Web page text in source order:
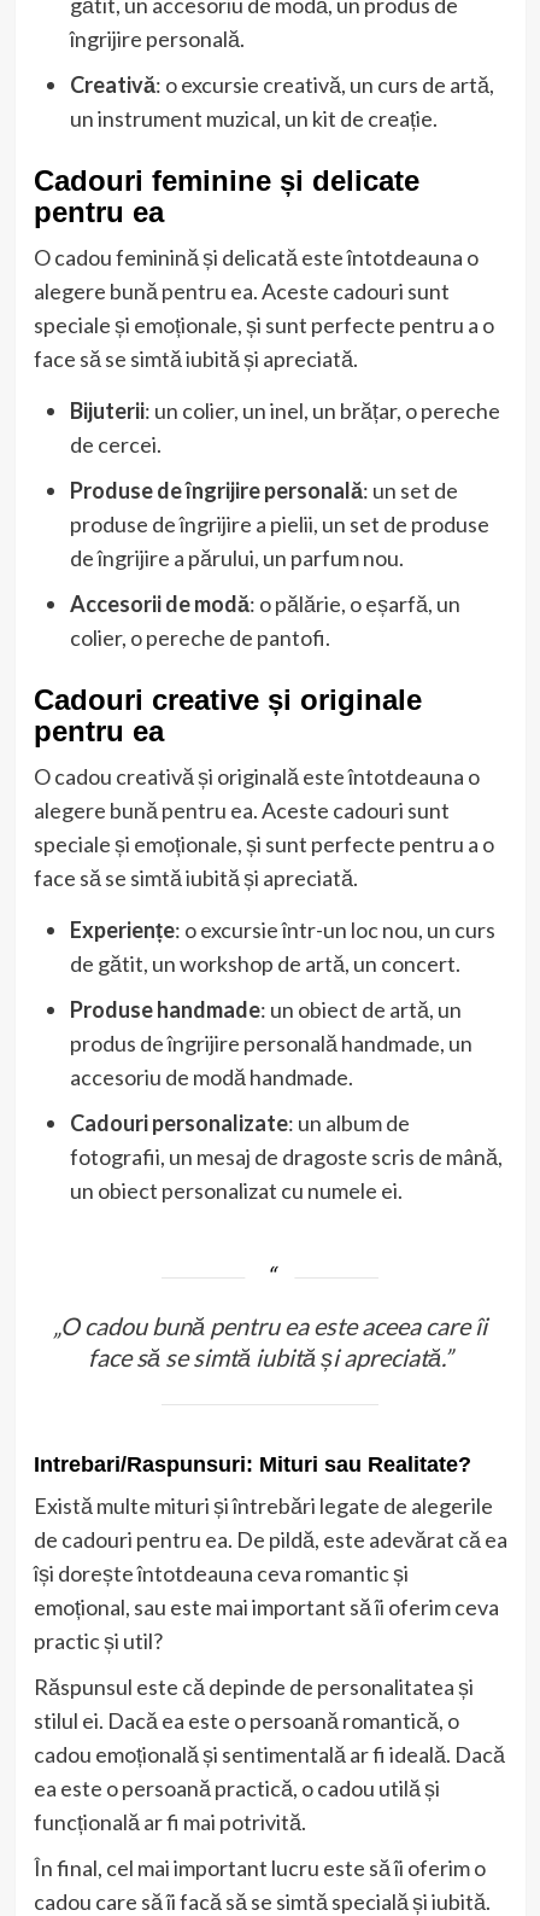
îngrijire personală.
Creativă: o excursie creativă, un curs de artă,
un instrument muzical, un kit de creație.
Cadouri feminine și delicate
pentru ea
O cadou feminină și delicată este întotdeauna o
alegere bună pentru ea. Aceste cadouri sunt
speciale și emoționale, și sunt perfecte pentru a o
face să se simtă iubită și apreciată.
Bijuterii: un colier, un inel, un brățar, o pereche
de cercei.
Produse de îngrijire personală: un set de
produse de îngrijire a pielii, un set de produse
de îngrijire a părului, un parfum nou.
Accesorii de modă: o pălărie, o eșarfă, un
colier, o pereche de pantofi.
Cadouri creative și originale
pentru ea
O cadou creativă și originală este întotdeauna o
alegere bună pentru ea. Aceste cadouri sunt
speciale și emoționale, și sunt perfecte pentru a o
face să se simtă iubită și apreciată.
Experiențe: o excursie într-un loc nou, un curs
de gătit, un workshop de artă, un concert.
Produse handmade: un obiect de artă, un
produs de îngrijire personală handmade, un
accesoriu de modă handmade.
Cadouri personalizate: un album de
fotografii, un mesaj de dragoste scris de mână,
un obiect personalizat cu numele ei.
„O cadou bună pentru ea este aceea care îi
face să se simtă iubită și apreciată.”
Intrebari/Raspunsuri: Mituri sau Realitate?
Există multe mituri și întrebări legate de alegerile
de cadouri pentru ea. De pildă, este adevărat că ea
își dorește întotdeauna ceva romantic și
emoțional, sau este mai important să îi oferim ceva
practic și util?
Răspunsul este că depinde de personalitatea și
stilul ei. Dacă ea este o persoană romantică, o
cadou emoțională și sentimentală ar fi ideală. Dacă
ea este o persoană practică, o cadou utilă și
funcțională ar fi mai potrivită.
În final, cel mai important lucru este să îi oferim o
cadou care să îi facă să se simtă specială și iubită.